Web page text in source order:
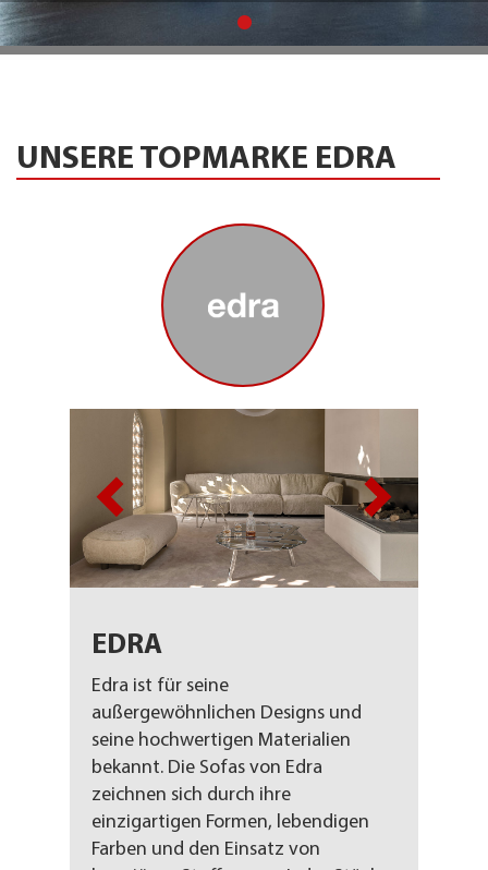
UNSERE TOPMARKE EDRA
EDRA
Edra ist für seine
außergewöhnlichen Designs und
seine hochwertigen Materialien
bekannt. Die Sofas von Edra
zeichnen sich durch ihre
einzigartigen Formen, lebendigen
Farben und den Einsatz von